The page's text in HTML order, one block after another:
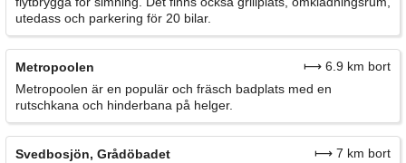
utedass och parkering för 20 bilar.
Metropoolen
⟼ 6.9 km bort
Metropoolen är en populär och fräsch badplats med en
rutschkana och hinderbana på helger.
Svedbosjön, Grådöbadet
⟼ 7 km bort